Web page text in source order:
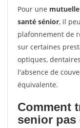
Pour une
santé sénior, il
plafonnement de
sur certaines
optiques,
l'absence de
équivalente.
Comment
senior pas